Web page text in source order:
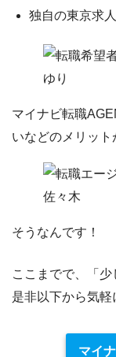
独自の東京求
ゆり
マイナビ転職
いなどのメリット
佐々木
そうなんです！
ここまでで、「
是非以下から気軽
マイ